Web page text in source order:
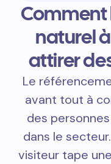
Comment
naturel
attirer
Le
avant tout à
des
dans le
visiteur tape